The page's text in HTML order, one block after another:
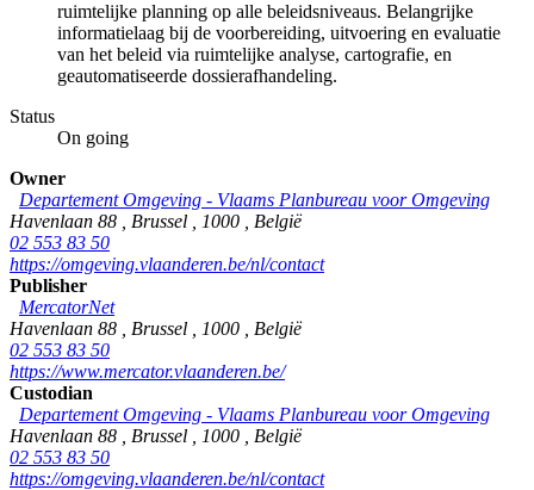
ruimtelijke planning op alle beleidsniveaus. Belangrijke
informatielaag bij de voorbereiding, uitvoering en evaluatie
van het beleid via ruimtelijke analyse, cartografie, en
geautomatiseerde dossierafhandeling.
Status
On going
Owner
Departement Omgeving - Vlaams Planbureau voor Omgeving
Havenlaan 88
Brussel 1000
België
02 553 83 50
https://omgeving.vlaanderen.be/nl/contact
Publisher
MercatorNet
Havenlaan 88
Brussel 1000
België
02 553 83 50
https://www.mercator.vlaanderen.be/
Custodian
Departement Omgeving - Vlaams Planbureau voor Omgeving
Havenlaan 88
Brussel 1000
België
02 553 83 50
https://omgeving.vlaanderen.be/nl/contact